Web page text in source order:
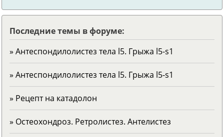
Последние темы в форуме:
» Антеспондилолистез тела l5. Грыжа l5-s1
» Антеспондилолистез тела l5. Грыжа l5-s1
» Рецепт на катадолон
» Остеохондроз. Ретролистез. Антелистез